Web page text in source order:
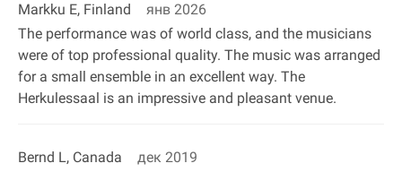
Markku E, Finland
янв 2026
The performance was of world class, and the musicians
were of top professional quality. The music was arranged
for a small ensemble in an excellent way. The
Herkulessaal is an impressive and pleasant venue.
Bernd L, Canada
дек 2019